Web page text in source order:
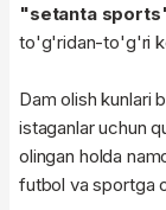
"setanta
to'g'ridan-to'g'ri
Dam olish kunlari
istaganlar uchun
olingan holda
futbol va sportga